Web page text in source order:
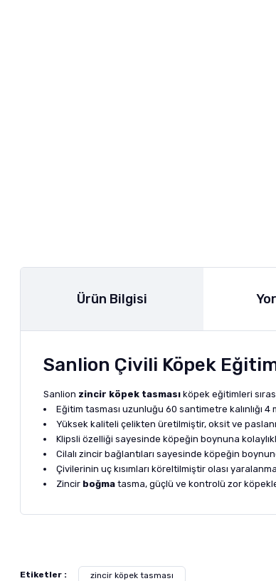
Ürün Bilgisi
Sanlion Çivili Köpek
Sanlion zincir köpek tasması köpek eğitimleri
Eğitim tasması uzunluğu 60 santimetre kalınlığı 4
Yüksek kaliteli çelikten üretilmiştir, oksit ve
Klipsli özelliği sayesinde köpeğin boynuna
Cilalı zincir bağlantıları sayesinde köpeğin
Çivilerinin uç kısımları köreltilmiştir olası
Zincir boğma tasma, güçlü ve kontrolü zor
Etiketler : zincir köpek tasması